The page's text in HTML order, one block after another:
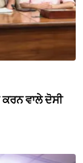
ਵਾਲੇ ਦੋਸੀ